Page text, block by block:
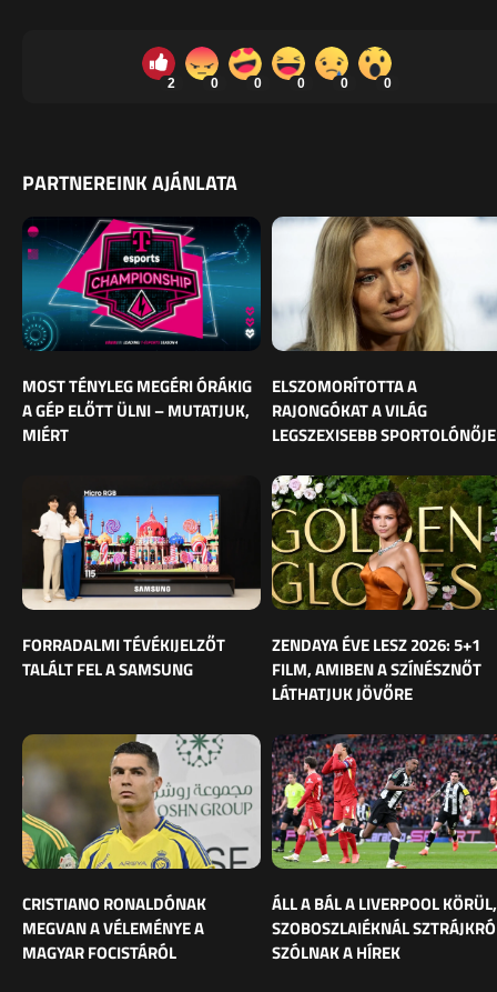
2 0 0 0 0 0
PARTNEREINK AJÁNLATA
MOST TÉNYLEG MEGÉRI ÓRÁKIG
A GÉP ELŐTT ÜLNI – MUTATJUK,
MIÉRT
ELSZOMORÍTOTTA A
RAJONGÓKAT A VILÁG
LEGSZEXISEBB SPORTOLÓNŐJE
FORRADALMI TÉVÉKIJELZŐT
TALÁLT FEL A SAMSUNG
ZENDAYA ÉVE LESZ 2026: 5+1
FILM, AMIBEN A SZÍNÉSZNŐT
LÁTHATJUK JÖVŐRE
CRISTIANO RONALDÓNAK
MEGVAN A VÉLEMÉNYE A
MAGYAR FOCISTÁRÓL
ÁLL A BÁL A LIVERPOOL KÖRÜL,
SZOBOSZLAIÉKNÁL
SZÓLNAK A HÍREK